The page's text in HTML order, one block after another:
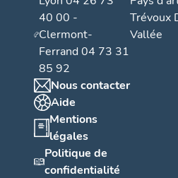
40 00 -
Clermont-
Ferrand 04 73 31
85 92
Nous contacter
Aide
Mentions
légales
Politique de
confidentialité
Trévoux
Vallée